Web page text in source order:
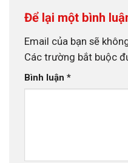
Để lại một bình
Email của bạn sẽ
Các trường bắt buộc
Bình luận *